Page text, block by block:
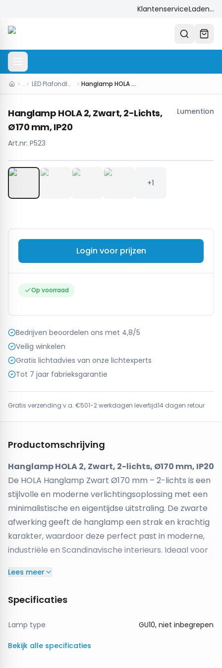
KlantenserviceLaden...
… LED Plafondlampen Hanglamp HOLA 2, Zwart, 2-Lichts, Ø170 mm, IP20
Hanglamp HOLA 2, Zwart, 2-Lichts,
Ø170 mm, IP20
Lumention
Art.nr: P523
+1
Login voor prijzen
Op voorraad
Bedrijven beoordelen ons met 4,8/5
Veilig winkelen
Gratis lichtadvies van onze lichtexperts
Tot 7 jaar fabrieksgarantie
Gratis verzending v.a. €501-2 werkdagen levertijd14 dagen retour
Productomschrijving
Hanglamp HOLA 2, Zwart, 2-lichts, Ø170 mm, IP20
De HOLA Hanglamp Zwart Ø170 mm – 2-lichts is een
stijlvolle en moderne verlichtingsoplossing met een
minimalistische en eigentijdse uitstraling. De zwarte
afwerking geeft de hanglamp een strak en krachtig
karakter, waardoor deze perfect past in moderne,
industriële en Scandinavische interieurs. Ideaal voor
een hal.
(lichtbronnen niet inbegrepen), waardoor je zorgt
voor een gelijkmatige en sfeervolle lichtverdeling.
eenvoudig de gewenste lichtkleur en lichtintensiteit,
Lees meer
Specificaties
Lamp type GU10, niet inbegrepen
Bekijk alle specificaties